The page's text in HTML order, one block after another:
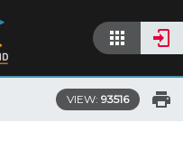
VIEW: 93516